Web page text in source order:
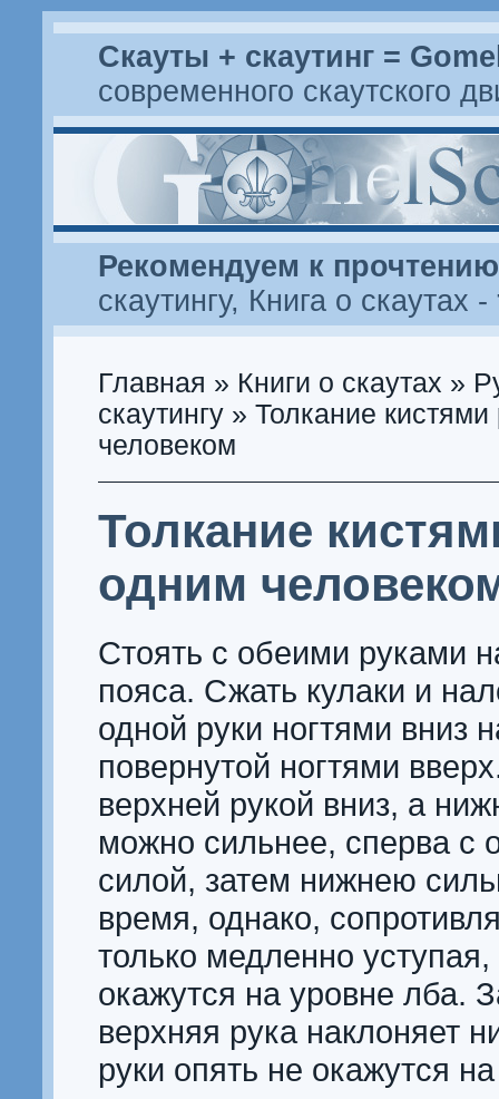
Скауты + скаутинг =
современного скаутского
Рекомендуем к прочтению
скаутингу, Книга о скаутах -
Главная » Книги о скаутах »
скаутингу » Толкание
человеком
Толкание
одним
Стоять с обеими руками
пояса. Сжать кулаки и
одной руки ногтями вниз
повернутой ногтями
верхней рукой вниз, а
можно сильнее, сперва с
силой, затем нижнею
время, однако,
только медленно
окажутся на уровне лба.
верхняя рука наклоняет
руки опять не окажутся